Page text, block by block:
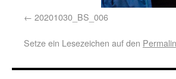
20201030_BS_006
Setze ein Lesezeichen auf den